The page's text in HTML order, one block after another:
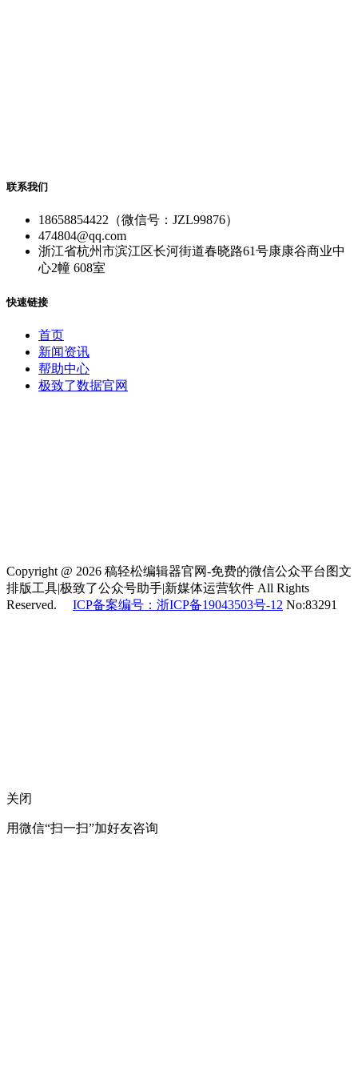
联系我们
18658854422（微信号：JZL99876）
474804@qq.com
浙江省杭州市滨江区长河街道春晓路61号康康谷商业中
心2幢 608室
快速链接
首页
新闻资讯
帮助中心
极致了数据官网
Copyright @ 2026 稿轻松编辑器官网-免费的微信公众平台图文
排版工具|极致了公众号助手|新媒体运营软件 All Rights
Reserved. ICP备案编号：浙ICP备19043503号-12 No:83291
关闭
用微信“扫一扫”加好友咨询